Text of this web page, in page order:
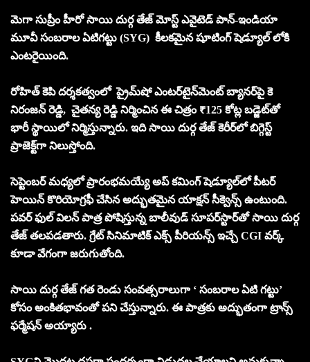
మెగా సుప్రీం హీరో సాయి దుర్గ తేజ్ మోస్ట్ ఎవైటెడ్ పాన్-ఇండియా
మూవీ సంబరాల ఏటిగట్టు (SYG) కీలకమైన షూటింగ్ షెడ్యూల్ లోకి
ఎంటరైయింది.
రోహిత్ కెపి దర్శకత్వంలో ప్రైమ్‌షో ఎంటర్‌టైన్‌మెంట్ బ్యానర్‌పై కె
నిరంజన్ రెడ్డి, చైతన్య రెడ్డి నిర్మించిన ఈ చిత్రం ₹125 కోట్ల బడ్జెట్‌తో
భారీ స్థాయిలో నిర్మిస్తున్నారు. ఇది సాయి దుర్గ తేజ్ కెరీర్‌లో బిగ్గెస్ట్
ప్రాజెక్ట్‌గా నిలుస్తోంది.
సెప్టెంబర్ మధ్యలో ప్రారంభమయ్యే అప్ కమింగ్ షెడ్యూల్‌లో పీటర్
హెయిన్ కొరియోగ్రఫీ చేసిన అద్భుతమైన యాక్షన్ సీక్వెన్స్ ఉంటుంది.
పవర్ ఫుల్ విలన్ పాత్ర పోషిస్తున్న బాలీవుడ్ సూపర్‌స్టార్‌తో సాయి దుర్గ
తేజ్ తలపడతారు. గ్రేట్ సినిమాటిక్ ఎక్స్ పీరియన్స్ ఇచ్చే CGI వర్క్
కూడా వేగంగా జరుగుతోంది.
సాయి దుర్గ తేజ్ గత రెండు సంవత్సరాలుగా ‘ సంబరాల ఏటి గట్టు’
కోసం అంకితభావంతో పని చేస్తున్నారు. ఈ పాత్రకు అద్భుతంగా ట్రాన్స్
ఫర్మేషన్ అయ్యారు .